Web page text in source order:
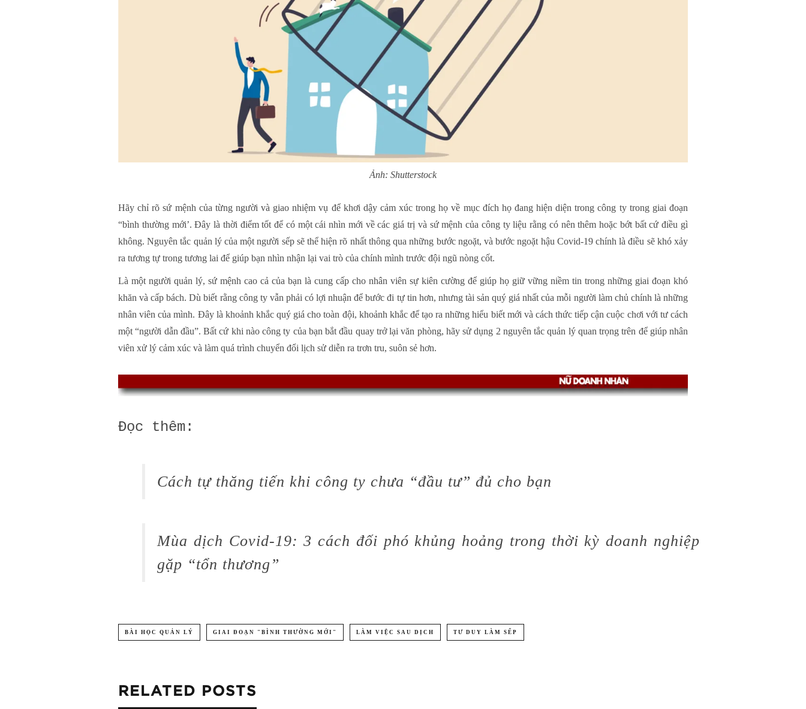
Ảnh: Shutterstock
Hãy chỉ rõ sứ mệnh của từng người và giao nhiệm vụ để khơi dậy cảm xúc trong họ về mục đích họ đang hiện diện trong công ty trong giai đoạn
“bình thường mới’. Đây là thời điểm tốt để có một cái nhìn mới về các giá trị và sứ mệnh của công ty liệu rằng có nên thêm hoặc bớt bất cứ điều gì
không. Nguyên tắc quản lý của một người sếp sẽ thể hiện rõ nhất thông qua những bước ngoặt, và bước ngoặt hậu Covid-19 chính là điều sẽ khó xảy
ra tương tự trong tương lai để giúp bạn nhìn nhận lại vai trò của chính mình trước đội ngũ nòng cốt.
Là một người quản lý, sứ mệnh cao cả của bạn là cung cấp cho nhân viên sự kiên cường để giúp họ giữ vững niềm tin trong những giai đoạn khó
khăn và cấp bách. Dù biết rằng công ty vẫn phải có lợi nhuận để bước đi tự tin hơn, nhưng tài sản quý giá nhất của mỗi người làm chủ chính là những
nhân viên của mình. Đây là khoảnh khắc quý giá cho toàn đội, khoảnh khắc để tạo ra những hiểu biết mới và cách thức tiếp cận cuộc chơi với tư cách
một “người dẫn đầu”. Bất cứ khi nào công ty của bạn bắt đầu quay trở lại văn phòng, hãy sử dụng 2 nguyên tắc quản lý quan trọng trên để giúp nhân
viên xử lý cảm xúc và làm quá trình chuyển đổi lịch sử diễn ra trơn tru, suôn sẻ hơn.
Đọc thêm:
Cách tự thăng tiến khi công ty chưa “đầu tư” đủ cho bạn
Mùa dịch Covid-19: 3 cách đối phó khủng hoảng trong thời kỳ doanh nghiệp
gặp “tổn thương”
BÀI HỌC QUẢN LÝ GIAI ĐOẠN "BÌNH THƯỜNG MỚI" LÀM VIỆC SAU DỊCH TƯ DUY LÀM SẾP
RELATED POSTS